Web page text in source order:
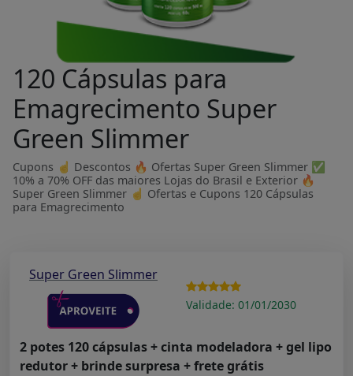
120 Cápsulas para
Emagrecimento Super
Green Slimmer
Cupons ☝ Descontos 🔥 Ofertas Super Green Slimmer ✅
10% a 70% OFF das maiores Lojas do Brasil e Exterior 🔥
Super Green Slimmer ☝ Ofertas e Cupons 120 Cápsulas
para Emagrecimento
Super Green Slimmer
Validade: 01/01/2030
2 potes 120 cápsulas + cinta modeladora + gel lipo
redutor + brinde surpresa + frete grátis